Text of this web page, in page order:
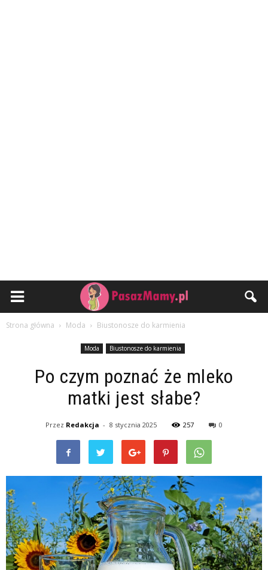
Strona główna Moda Biustonosze do karmienia
Moda Biustonosze do karmienia
Po czym poznać że mleko
matki jest słabe?
Przez Redakcja - 8 stycznia 2025 257 0